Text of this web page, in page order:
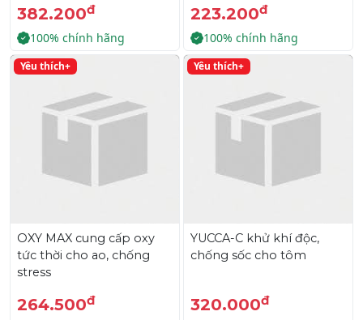
382.200đ
100% chính hãng
223.200đ
100% chính hãng
Yêu thích+
OXY MAX cung cấp oxy
tức thời cho ao, chống
stress
264.500đ
Yêu thích+
YUCCA-C khử khí độc,
chống sốc cho tôm
320.000đ